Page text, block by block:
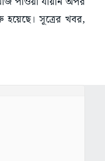
সূত্রের খবর,